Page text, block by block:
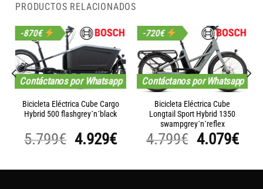
PRODUCTOS RELACIONADOS
Contáctanos por Whatsapp
-870€
Bicicleta Eléctrica Cube Cargo
Hybrid 500 flashgrey´n´black
5.799€ El
original
4.929€El
actual
Contáctanos por Whatsapp
-720€
Bicicleta Eléctrica Cube
Longtail Sport Hybrid 1350
swampgrey´n´reflex
4.799€ El
original
4.079€El